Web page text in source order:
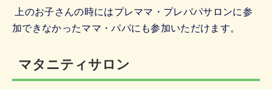
上のお子さんの時にはプレママ・プレパパサロンに参
加できなかったママ・パパにも参加いただけます。
マタニティサロン